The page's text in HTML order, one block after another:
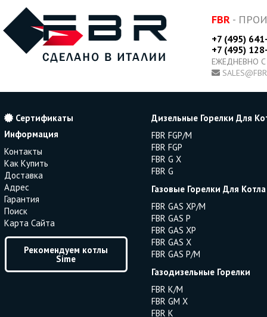
FBR -
+7 (495)
+7 (495)
ЕЖЕДНЕВНО
Сертификаты
Информация
Контакты
Как Купить
Доставка
Адрес
Гарантия
Поиск
Карта Сайта
Рекомендуем котлы
Sime
Дизельные Горелки Для
FBR FGP/M
FBR FGP
FBR G X
FBR G
Газовые Горелки Для Котла
FBR GAS XP/M
FBR GAS P
FBR GAS XP
FBR GAS X
FBR GAS P/M
Газодизельные Горелки
FBR K/M
FBR GM X
FBR K